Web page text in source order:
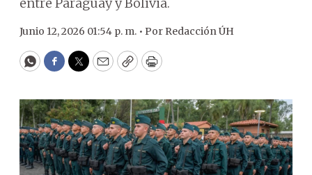
Junio 12, 2026 01:54 p. m. • Por Redacción ÚH
WhatsApp
Facebook
Twitter
EmailCopyPrint